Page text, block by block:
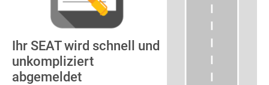
Ihr SEAT wird schnell und
unkompliziert
abgemeldet